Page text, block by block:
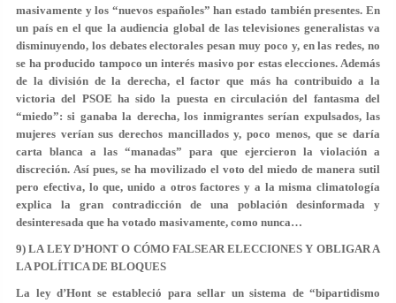
masivamente y los “nuevos españoles” han estado también presentes. En
un país en el que la audiencia global de las televisiones generalistas va
disminuyendo, los debates electorales pesan muy poco y, en las redes, no
se ha producido tampoco un interés masivo por estas elecciones. Además
de la división de la derecha, el factor que más ha contribuido a la
victoria del PSOE ha sido la puesta en circulación del fantasma del
“miedo”: si ganaba la derecha, los inmigrantes serían expulsados, las
mujeres verían sus derechos mancillados y, poco menos, que se daría
carta blanca a las “manadas” para que ejercieron la violación a
discreción. Así pues, se ha movilizado el voto del miedo de manera sutil
pero efectiva, lo que, unido a otros factores y a la misma climatología
explica la gran contradicción de una población desinformada y
desinteresada que ha votado masivamente, como nunca…
9) LA LEY D’HONT O CÓMO FALSEAR ELECCIONES Y OBLIGAR A
LA POLÍTICA DE BLOQUES
La ley d’Hont se estableció para sellar un sistema de “bipartidismo